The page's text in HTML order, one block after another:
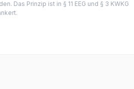
Das Prinzip ist in § 11 EEG und § 3 KWKG